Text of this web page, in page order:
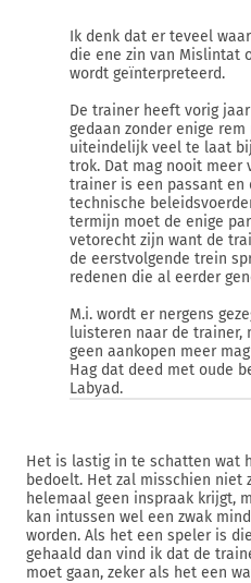
Ik denk dat er teveel
die ene zin van Mislintat
wordt geïnterpreteerd.
De trainer heeft vorig
gedaan zonder enige rem
uiteindelijk veel te laat
trok. Dat mag nooit meer
trainer is een passant en
technische
termijn moet de enige
vetorecht zijn want de
de eerstvolgende trein
redenen die al eerder
M.i. wordt er nergens
luisteren naar de trainer,
geen aankopen meer
Hag dat deed met oude
Labyad.
Het is lastig in te schatten wat
bedoelt. Het zal misschien niet
helemaal geen inspraak krijgt,
kan intussen wel een zwak
worden. Als het een speler is
gehaald dan vind ik dat de
moet gaan, zeker als het een